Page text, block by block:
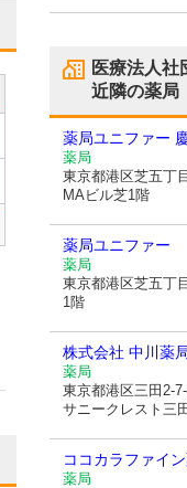
医療法人社
近隣の薬局
薬局ユニファー
薬局
東京都港区芝五丁
MAビル芝1階
薬局ユニファー
薬局
東京都港区芝五丁
1階
株式会社 中川薬
薬局
東京都港区三田2-
サニークレスト三
ココカラファイ
薬局